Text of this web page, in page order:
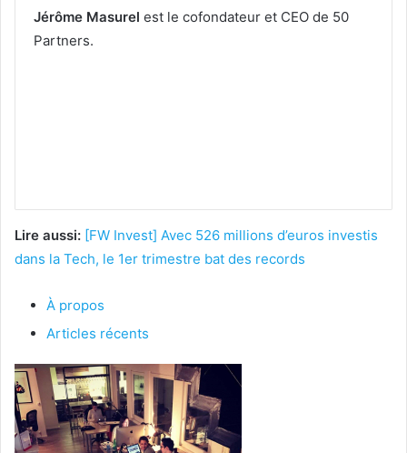
Jérôme Masurel est le cofondateur et CEO de 50
Partners.
Lire aussi: [FW Invest] Avec 526 millions d’euros investis
dans la Tech, le 1er trimestre bat des records
À propos
Articles récents